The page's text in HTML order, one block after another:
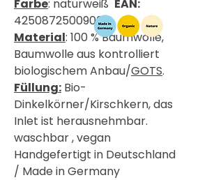
Farbe: naturweiß EAN:
4250872500900
Material: 100 % Baumwolle,
Baumwolle aus kontrolliert
biologischem Anbau/GOTS.
Füllung: Bio-
Dinkelkörner/Kirschkern, das
Inlet ist herausnehmbar.
waschbar , vegan
Handgefertigt in Deutschland
/ Made in Germany